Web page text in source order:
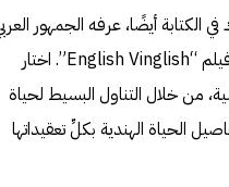
الكتابة أيضًا، عرفه الجمهور
منتجًا لواحد من أشهر الأفلام الهندية، فيلم “English Vinglish”. اختار
من خلال التناول البسيط لحياة
الحياة الهندية بكلِّ تعقيداتها